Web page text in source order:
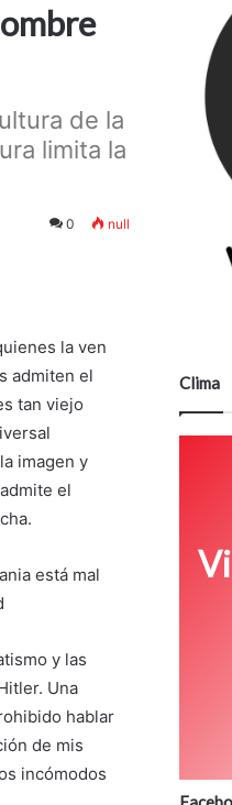
de la
limita la
0 null
la ven
admiten el
tan viejo
imagen y
el
está mal
y las
Una
hablar
de mis
incómodos
Clima